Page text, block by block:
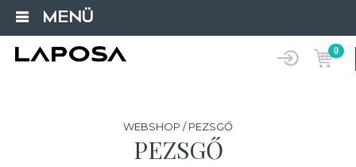
MENÜ
0
WEBSHOP / PEZSGŐ
PEZSGŐ